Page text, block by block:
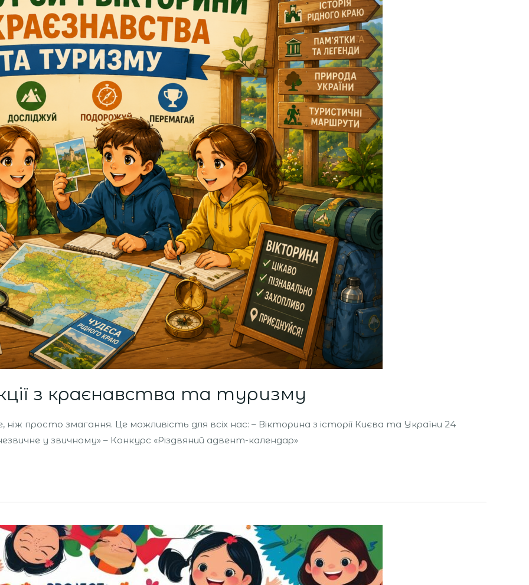
з краєнавства та туризму
ніж просто змагання. Це можливість для всіх нас: – Вікторина з історії Києва та України 24
у звичному» – Конкурс «Різдвяний адвент-календар»